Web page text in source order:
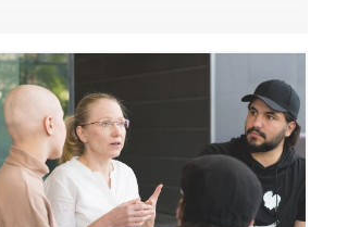
tasapainottamiseksi lukuisia
päätöksiä, jotka ovat osuneet myös
lapsiin ja perheisiin.
Lapsiperheköyhyys on lisääntynyt
lähes 20 000 lapsella. Yhä useampi
lapsi näkee oman tulevaisuutensa
aiempaa epävarmempana. Tämä
suunta voidaan kuitenkin syksyn